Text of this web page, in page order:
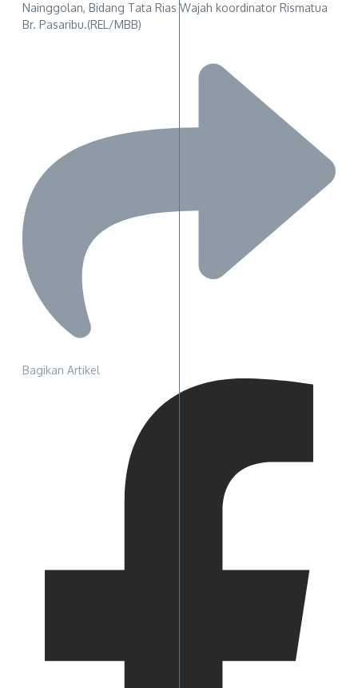
Nainggolan, Bidang Tata Rias Wajah koordinator Rismatua
Br. Pasaribu.(REL/MBB)
Bagikan Artikel